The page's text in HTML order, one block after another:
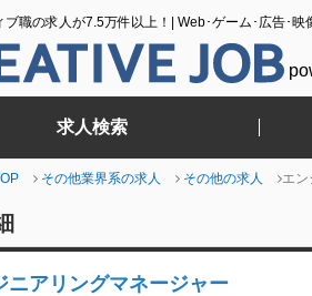
ブ職の求人が7.5万件以上！| Web･ゲーム･広告･映
求人検索
その他業界系の求人 その他の求人 エ
ニアリングマネージャー